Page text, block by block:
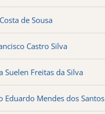
de Sousa
Castro Silva
Suelen Freitas da Silva
Eduardo Mendes dos Santos